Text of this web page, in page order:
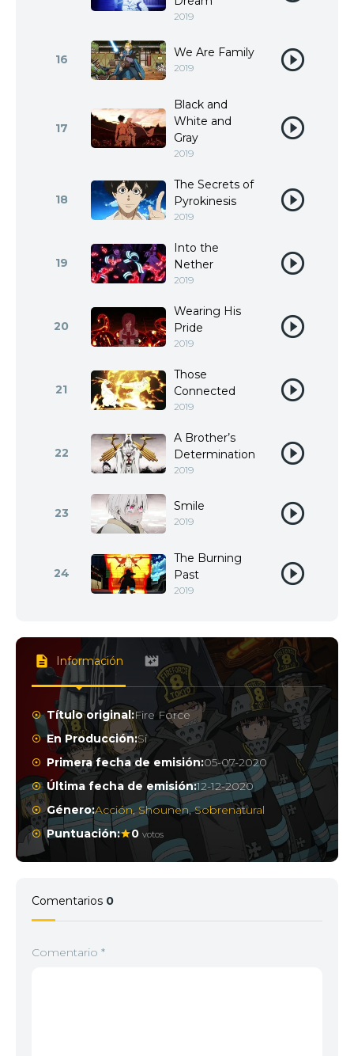
2019
16 We Are Family
2019
17
Black and
White and
Gray
2019
18
The Secrets of
Pyrokinesis
2019
19
Into the
Nether
2019
20
Wearing His
Pride
2019
21
Those
Connected
2019
22
A Brother’s
Determination
2019
23 Smile
2019
24
The Burning
Past
2019
Información
Título original:Fire Force
En Producción:Sí
Primera fecha de emisión:05-07-2020
Última fecha de emisión:12-12-2020
Género:Acción,Shounen,Sobrenatural
Puntuación:
0 votos
Comentarios 0
Comentario *